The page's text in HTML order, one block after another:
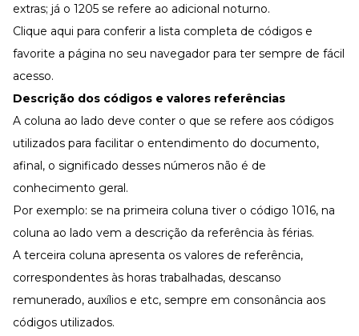
extras; já o 1205 se refere ao adicional noturno.
Clique aqui para conferir a lista completa de códigos e
favorite a página no seu navegador para ter sempre de fácil
acesso.
Descrição dos códigos e valores referências
A coluna ao lado deve conter o que se refere aos códigos
utilizados para facilitar o entendimento do documento,
afinal, o significado desses números não é de
conhecimento geral.
Por exemplo: se na primeira coluna tiver o código 1016, na
coluna ao lado vem a descrição da referência às férias.
A terceira coluna apresenta os valores de referência,
correspondentes às horas trabalhadas, descanso
remunerado, auxílios e etc, sempre em consonância aos
códigos utilizados.